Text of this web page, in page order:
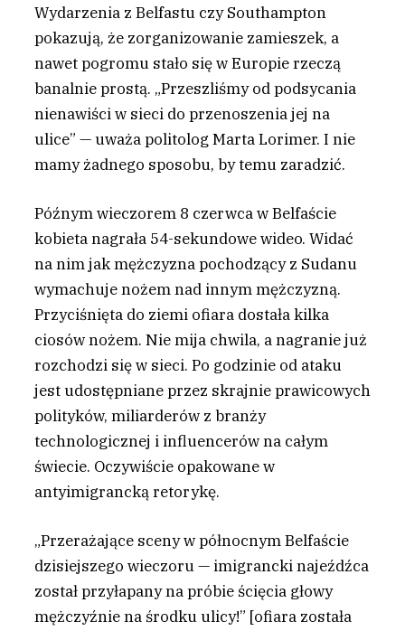
Wydarzenia z Belfastu czy Southampton
pokazują, że zorganizowanie zamieszek, a
nawet pogromu stało się w Europie rzeczą
banalnie prostą. „Przeszliśmy od podsycania
nienawiści w sieci do przenoszenia jej na
ulice” — uważa politolog Marta Lorimer. I nie
mamy żadnego sposobu, by temu zaradzić.
Późnym wieczorem 8 czerwca w Belfaście
kobieta nagrała 54-sekundowe wideo. Widać
na nim jak mężczyzna pochodzący z Sudanu
wymachuje nożem nad innym mężczyzną.
Przyciśnięta do ziemi ofiara dostała kilka
ciosów nożem. Nie mija chwila, a nagranie już
rozchodzi się w sieci. Po godzinie od ataku
jest udostępniane przez skrajnie prawicowych
polityków, miliarderów z branży
technologicznej i influencerów na całym
świecie. Oczywiście opakowane w
antyimigrancką retorykę.
„Przerażające sceny w północnym Belfaście
dzisiejszego wieczoru — imigrancki najeźdźca
został przyłapany na próbie ścięcia głowy
mężczyźnie na środku ulicy!” [ofiara została